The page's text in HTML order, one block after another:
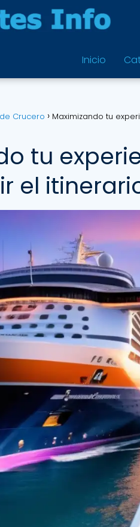
Inicio
Crucero
Maximizando tu
tu
el